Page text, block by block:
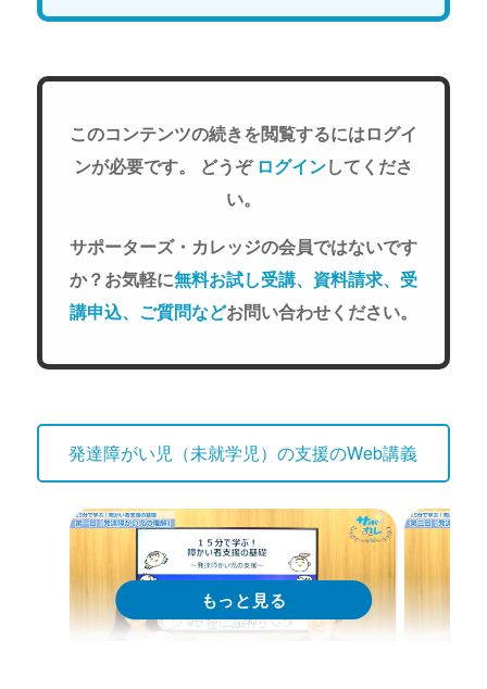
このコンテンツの続きを閲覧するにはログイ
ンが必要です。 どうぞ ログインしてくださ
い。
サポーターズ・カレッジの会員ではないです
か？お気軽に無料お試し受講、資料請求、受
講申込、ご質問などお問い合わせください。
発達障がい児（未就学児）の支援のWeb講義